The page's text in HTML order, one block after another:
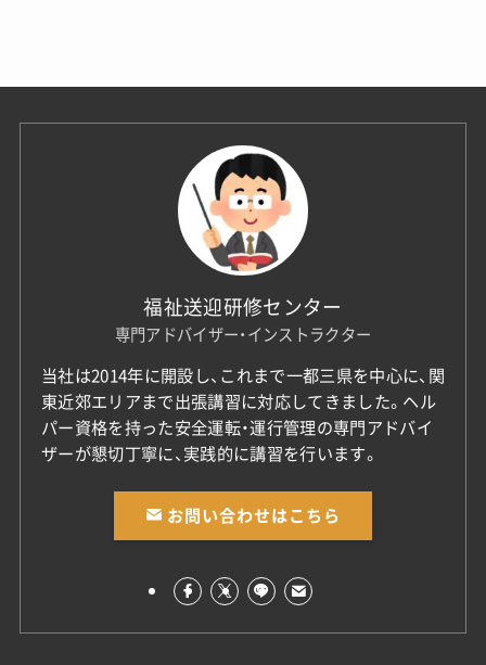
福祉送迎研修センター
専門アドバイザー・インストラクター
当社は2014年に開設し、これまで一都三県を中心に、関
東近郊エリアまで出張講習に対応してきました。ヘル
パー資格を持った安全運転・運行管理の専門アドバイ
ザーが懇切丁寧に、実践的に講習を行います。
お問い合わせはこちら